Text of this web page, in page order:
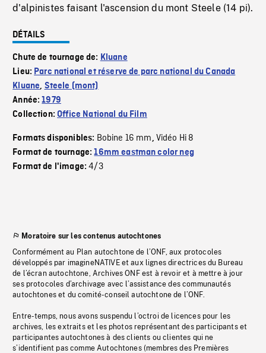
d'alpinistes faisant l'ascension du mont Steele (14 pi).
DÉTAILS
Chute de tournage de: Kluane
Lieu: Parc national et réserve de parc national du Canada
Kluane, Steele (mont)
Année:1979
Collection:Office National du Film
Formats disponibles: Bobine 16 mm, Vidéo Hi 8
Format de tournage:16mm eastman color neg
Format de l'image:4/3
Moratoire sur les contenus autochtones
Conformément au Plan autochtone de l’ONF, aux protocoles
développés par imagineNATIVE et aux lignes directrices du Bureau
de l’écran autochtone, Archives ONF est à revoir et à mettre à jour
ses protocoles d’archivage avec l’assistance des communautés
autochtones et du comité-conseil autochtone de l’ONF.
Entre-temps, nous avons suspendu l’octroi de licences pour les
archives, les extraits et les photos représentant des participants et
participantes autochtones à des clients ou clientes qui ne
s’identifient pas comme Autochtones (membres des Premières